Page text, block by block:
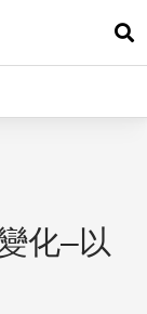
展
化–以